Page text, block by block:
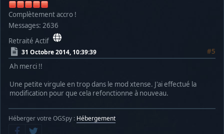
Complètement accro !
Messages: 2636
Retraité Actif
31 Octobre 2014, 10:39:39
#5
Ah merci !!
Une petite virgule en trop dans le mod xtense. J'ai effectué la
modification pour que cela refonctionne à nouveau.
Héberger votre OGSpy : Hébergement